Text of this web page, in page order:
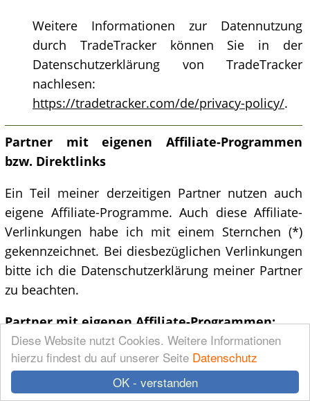
OK - verstanden
Diese Website nutzt Cookies. Weitere Informationen
hierzu findest du auf unserer Seite Datenschutz
Weitere Informationen zur Datennutzung
durch TradeTracker können Sie in der
Datenschutzerklärung von TradeTracker
nachlesen:
https://tradetracker.com/de/privacy-policy/.
Partner mit eigenen Affiliate-Programmen
bzw. Direktlinks
Ein Teil meiner derzeitigen Partner nutzen auch
eigene Affiliate-Programme. Auch diese Affiliate-
Verlinkungen habe ich mit einem Sternchen (*)
gekennzeichnet. Bei diesbezüglichen Verlinkungen
bitte ich die Datenschutzerklärung meiner Partner
zu beachten.
Partner mit eigenen Affiliate-Programmen:
SmileCamp
SmileCamp S.r.l., Via Garibaldi n.19, 37121